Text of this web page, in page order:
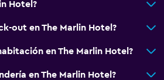
Hotel?
out en The Marlin Hotel?
en The Marlin Hotel?
en The Marlin Hotel?